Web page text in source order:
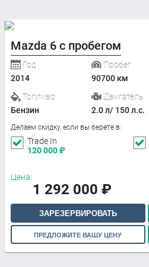
Mazda 6 с пробегом
Год
2014
Пробег
90700 км
Топливо
Бензин
Двигатель
2.0 л/ 150 л.с.
Делаем скидку, если вы берете в:
Trade In
120 000₽
Цена:
1 292 000 ₽
ЗАРЕЗЕРВИРОВАТЬ
ПРЕДЛОЖИТЕ ВАШУ ЦЕНУ